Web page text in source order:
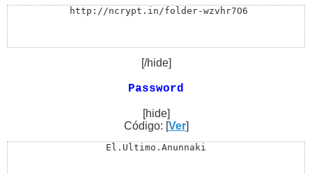
http://ncrypt.in/folder-wzvhr7O6
[/hide]
Password
[hide]
Código: [Ver]
El.Ultimo.Anunnaki